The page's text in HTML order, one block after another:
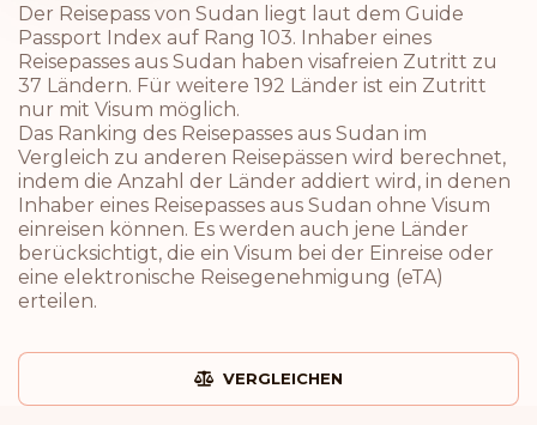
Der Reisepass von Sudan liegt laut dem Guide
Passport Index auf Rang 103. Inhaber eines
Reisepasses aus Sudan haben visafreien Zutritt zu
37 Ländern. Für weitere 192 Länder ist ein Zutritt
nur mit Visum möglich.
Das Ranking des Reisepasses aus Sudan im
Vergleich zu anderen Reisepässen wird berechnet,
indem die Anzahl der Länder addiert wird, in denen
Inhaber eines Reisepasses aus Sudan ohne Visum
einreisen können. Es werden auch jene Länder
berücksichtigt, die ein Visum bei der Einreise oder
eine elektronische Reisegenehmigung (eTA)
erteilen.
VERGLEICHEN